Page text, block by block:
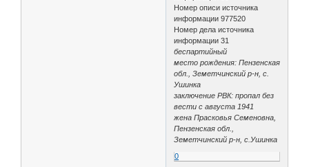
Номер описи источника
информации 977520
Номер дела источника
информации 31
беспартийный
место рождения: Пензенская
обл., Земетчинский р-н, с.
Ушинка
заключение РВК: пропал без
вести с августа 1941
жена Прасковья Семеновна,
Пензенская обл.,
Земетчинский р-н, с.Ушинка
0